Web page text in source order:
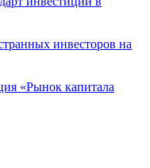
инвесторов на
«Рынок капитала